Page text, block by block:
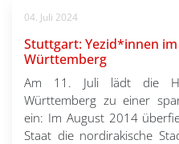
04. Juli 2024
Stuttgart: Yezid*innen
Württemberg
Am 11. Juli lädt die
Württemberg zu einer
ein: Im August 2014
Staat die nordirakische